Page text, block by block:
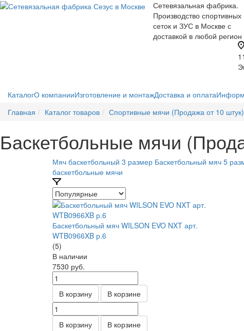
Сетевязальная фабрика.
Производство спортивных
сеток и ЗУС в Москве с
доставкой в любой регион
КаталогО компанииИзготовление и монтажДоставка и оплата
Главная
Каталог товаров Спортивные мячи (Продажа от 10 штук)
Баскетбольные мячи
Мяч баскетбольный 3 размер Баскетбольный мяч 5
баскетбольные мячи
Баскетбольный мяч WILSON EVO NXT арт.
WTB0966XB р.6
(5)
В наличии
7530 руб.
В корзину В корзине
В корзину В корзине